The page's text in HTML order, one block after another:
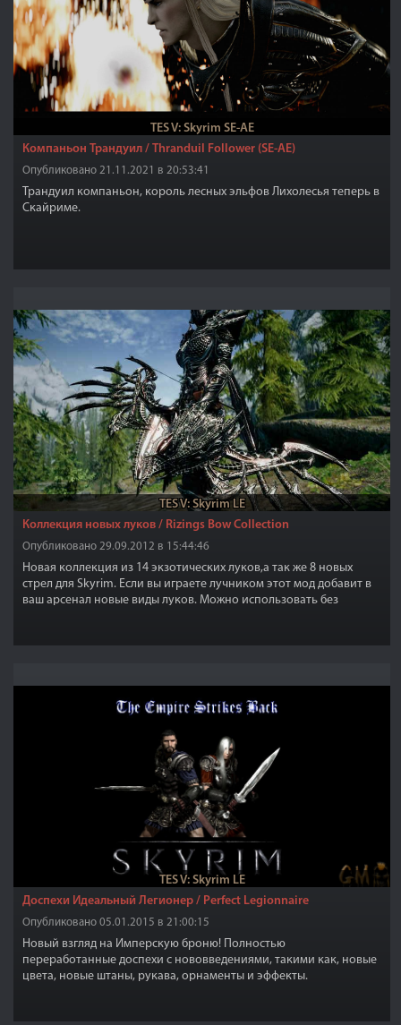
TES V: Skyrim SE-AE
Компаньон Трандуил / Thranduil Follower (SE-AE)
Опубликовано 21.11.2021 в 20:53:41
Трандуил компаньон, король лесных эльфов Лихолесья теперь в
Скайриме.
TES V: Skyrim LE
Коллекция новых луков / Rizings Bow Collection
Опубликовано 29.09.2012 в 15:44:46
Новая коллекция из 14 экзотических луков,а так же 8 новых
стрел для Skyrim. Если вы играете лучником этот мод добавит в
ваш арсенал новые виды луков. Можно использовать без
TES V: Skyrim LE
Доспехи Идеальный Легионер / Perfect Legionnaire
Опубликовано 05.01.2015 в 21:00:15
Новый взгляд на Имперскую броню! Полностью
переработанные доспехи с нововведениями, такими как, новые
цвета, новые штаны, рукава, орнаменты и эффекты.